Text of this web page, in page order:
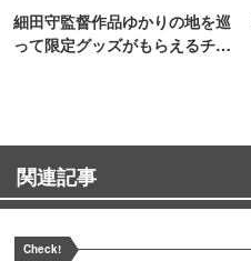
細田守監督作品ゆかりの地を巡
って限定グッズがもらえるチャ
関連記事
Check!